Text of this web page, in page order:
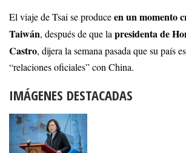
El viaje de Tsai se produceen un momento
Taiwán, después de que lapresidenta de
Castro, dijera la semana pasada que su país
“relaciones oficiales” con China.
IMÁGENES DESTACADAS